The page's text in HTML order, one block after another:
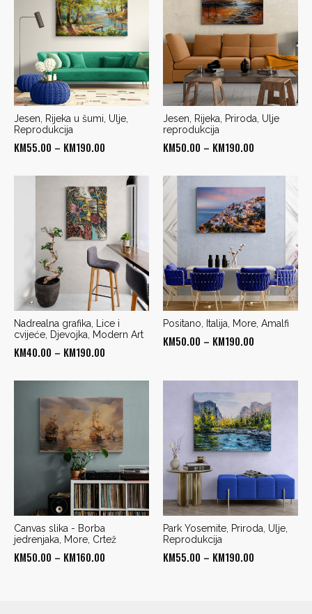
KM190.00
KM160.00
Jesen, Rijeka u šumi, Ulje,
Reprodukcija
KM55.00 – KM190.00
KM55.00
through
KM190.00
Jesen, Rijeka, Priroda, Ulje
reprodukcija
KM50.00 – KM190.00
KM50.00
through
KM190.00
Nadrealna grafika, Lice i
cvijeće, Djevojka, Modern Art
KM40.00 – KM190.00
KM40.00
through
KM190.00
Positano, Italija, More, Amalfi
KM50.00 – KM190.00
KM190.00
Canvas slika - Borba
jedrenjaka, More, Crtež
KM50.00 – KM160.00
Park Yosemite, Priroda, Ulje,
Reprodukcija
KM55.00 – KM190.00